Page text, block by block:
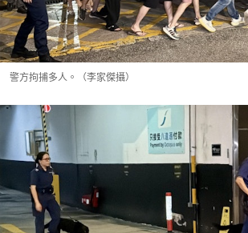
警方拘捕多人。（李家傑攝）